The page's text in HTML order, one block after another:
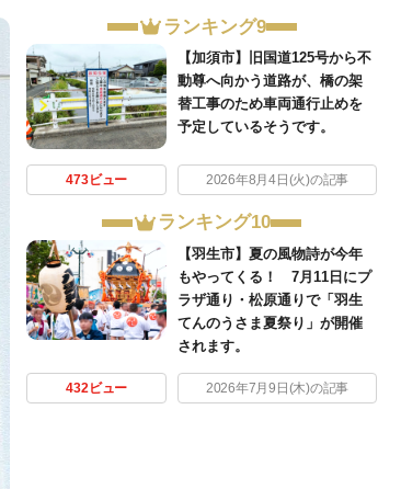
ランキング9
【加須市】旧国道125号から不
動尊へ向かう道路が、橋の架
替工事のため車両通行止めを
予定しているそうです。
473ビュー 2026年8月4日(火)の記事
ランキング10
【羽生市】夏の風物詩が今年
もやってくる！ 7月11日にプ
ラザ通り・松原通りで「羽生
てんのうさま夏祭り」が開催
されます。
432ビュー 2026年7月9日(木)の記事